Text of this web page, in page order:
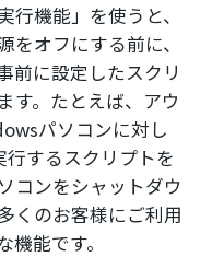
行機能」を使うと、
オフにする前に、
前に設定したスクリ
す。たとえば、アウ
パソコンに対し
するスクリプトを
コンをシャットダウ
くのお客様にご利用
能です。